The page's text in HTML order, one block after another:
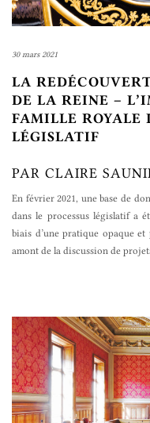
30 mars 2021
LA
DE LA REINE –
FAMILLE ROYALE
LÉGISLATIF
PAR CLAIRE
En février 2021, une base de
dans le processus législatif a
biais d’une pratique opaque
amont de la discussion de